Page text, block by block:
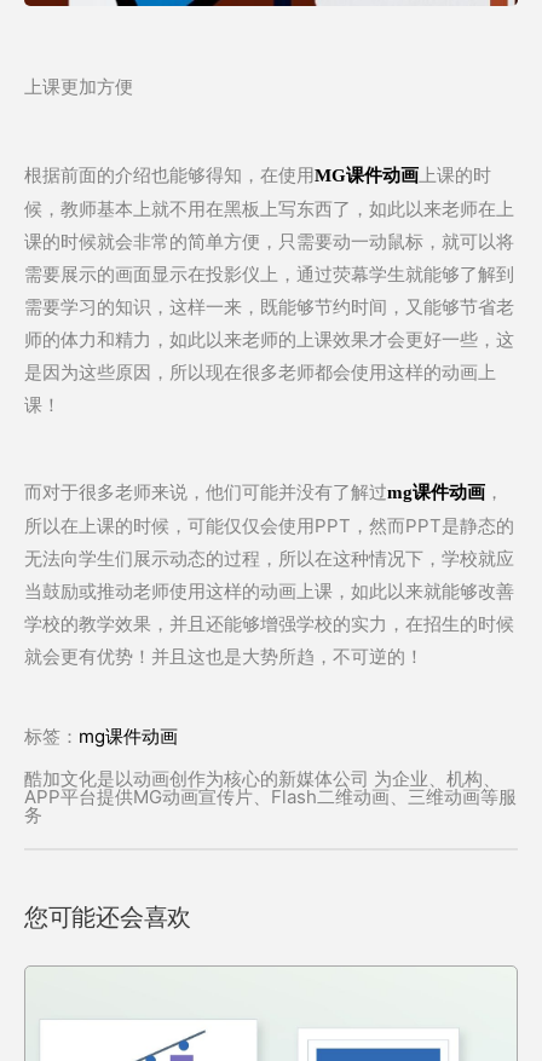
上课更加方便
根据前面的介绍也能够得知，在使用MG课件动画 上课的时
候，教师基本上就不用在黑板上写东西了，如此以来老师在上
课的时候就会非常的简单方便，只需要动一动鼠标，就可以将
需要展示的画面显示在投影仪上，通过荧幕学生就能够了解到
需要学习的知识，这样一来，既能够节约时间，又能够节省老
师的体力和精力，如此以来老师的上课效果才会更好一些，这
是因为这些原因，所以现在很多老师都会使用这样的动画上
课！
而对于很多老师来说，他们可能并没有了解过mg课件动画 ，
所以在上课的时候，可能仅仅会使用PPT，然而PPT是静态的
无法向学生们展示动态的过程，所以在这种情况下，学校就应
当鼓励或推动老师使用这样的动画上课，如此以来就能够改善
学校的教学效果，并且还能够增强学校的实力，在招生的时候
就会更有优势！并且这也是大势所趋，不可逆的！
标签： mg课件动画
酷加文化是以动画创作为核心的新媒体公司 为企业、机构、
APP平台提供MG动画宣传片、Flash二维动画、三维动画等服
务
您可能还会喜欢